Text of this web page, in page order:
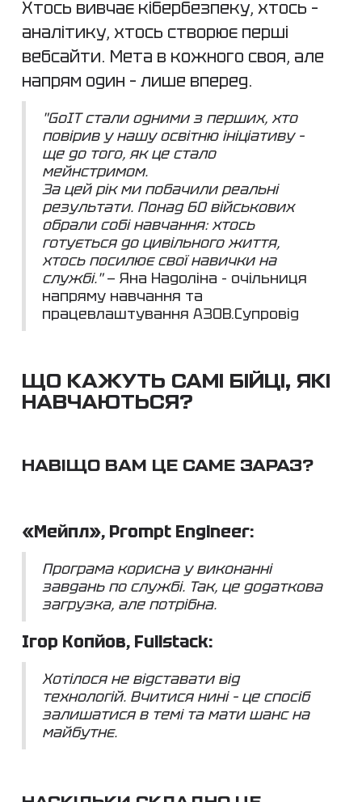
Хтось вивчає кібербезпеку, хтось –
аналітику, хтось створює перші
вебсайти. Мета в кожного своя, але
напрям один – лише вперед.
"GoIT стали одними з перших, хто
повірив у нашу освітню ініціативу –
ще до того, як це стало
мейнстримом.
За цей рік ми побачили реальні
результати. Понад 60 військових
обрали собі навчання: хтось
готується до цивільного життя,
хтось посилює свої навички на
службі."— Яна Надоліна - очільниця
напряму навчання та
працевлаштування АЗОВ.Супровід
ЩО КАЖУТЬ САМІ БІЙЦІ, ЯКІ
НАВЧАЮТЬСЯ?
НАВІЩО ВАМ ЦЕ САМЕ ЗАРАЗ?
«Мейпл», Prompt Engineer:
Програма корисна у виконанні
завдань по службі. Так, це додаткова
загрузка, але потрібна.
Ігор Копйов, Fullstack:
Хотілося не відставати від
технологій. Вчитися нині – це спосіб
залишатися в темі та мати шанс на
майбутнє.